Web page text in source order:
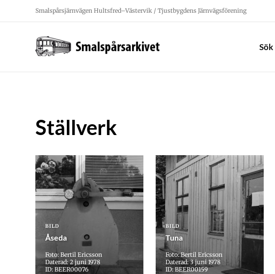
Smalspårsjärnvägen Hultsfred–Västervik / Tjustbygdens Järnvägsförening
Sök
Ställverk
BILD
Åseda
Foto: Bertil Ericsson
Daterad: 2 juni 1978
ID: BEER00076
BILD
Tuna
Foto: Bertil Ericsson
Daterad: 3 juni 1978
ID: BEER00159